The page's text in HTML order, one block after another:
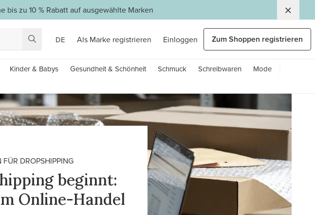
zu 10 % Rabatt auf ausgewählte Marken
DE Als Marke registrieren Einloggen Zum Shoppen registrieren
Kinder & Babys Gesundheit & Schönheit Schmuck Schreibwaren
Mode
DROPSHIPPING
beginnt:
Online-Handel